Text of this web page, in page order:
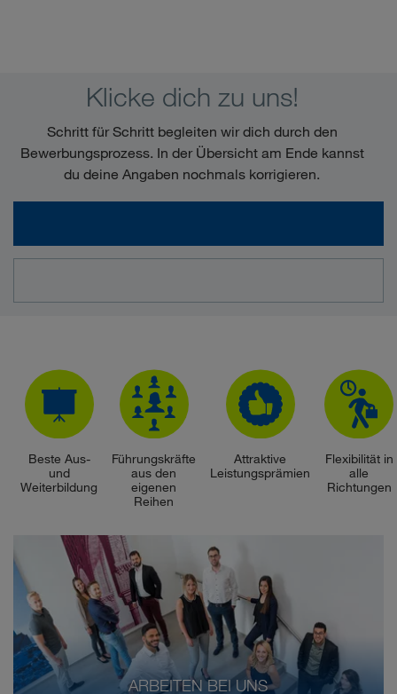
Klicke dich zu uns!
Schritt für Schritt begleiten wir dich durch den
Bewerbungsprozess. In der Übersicht am Ende kannst
du deine Angaben nochmals korrigieren.
Beste Aus-
und
Weiterbildung
Führungskräfte
aus den
eigenen
Reihen
Attraktive
Leistungsprämien
Flexibilität in
alle
Richtungen
ARBEITEN BEI UNS